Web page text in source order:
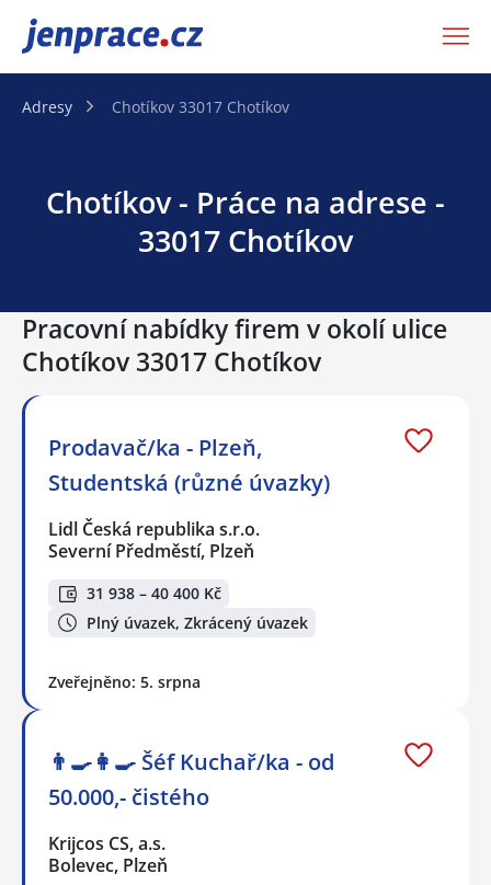
JenPráce.cz
Adresy Chotíkov 33017 Chotíkov
Chotíkov - Práce na adrese -
33017 Chotíkov
Pracovní nabídky firem v okolí ulice
Chotíkov 33017 Chotíkov
Prodavač/ka - Plzeň,
Studentská (různé úvazky)
Lidl Česká republika s.r.o.
Severní Předměstí, Plzeň
31 938 – 40 400 Kč
Plný úvazek, Zkrácený úvazek
Zveřejněno: 5. srpna
👨‍🍳👩‍🍳​​​​​​​ Šéf Kuchař/ka - od
50.000,- čistého
Krijcos CS, a.s.
Bolevec, Plzeň